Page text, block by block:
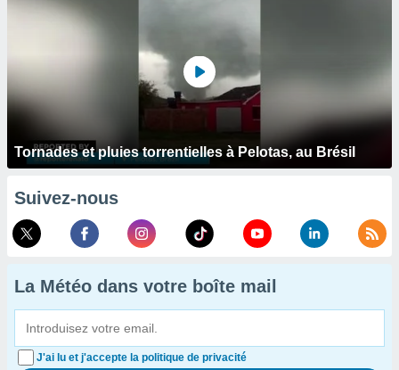
Tornades et pluies torrentielles à Pelotas, au Brésil
Suivez-nous
La Météo dans votre boîte mail
J'ai lu et j'accepte la politique de privacité